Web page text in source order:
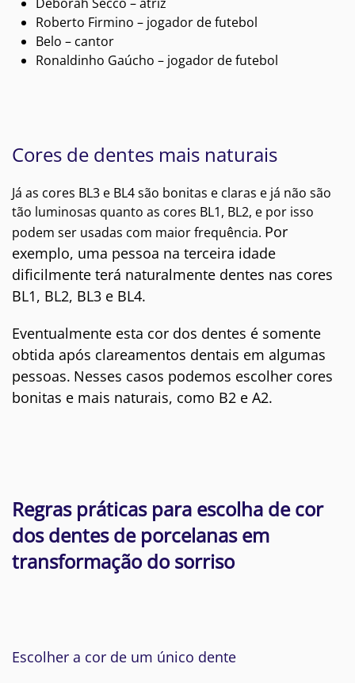
Roberto Firmino – jogador de futebol
Belo – cantor
Ronaldinho Gaúcho – jogador de futebol
Cores de dentes mais naturais
Já as cores BL3 e BL4 são bonitas e claras e já não são
tão luminosas quanto as cores BL1, BL2, e por isso
podem ser usadas com maior frequência. Por
exemplo, uma pessoa na terceira idade
dificilmente terá naturalmente dentes nas cores
BL1, BL2, BL3 e BL4.
Eventualmente esta cor dos dentes é somente
obtida após clareamentos dentais em algumas
pessoas. Nesses casos podemos escolher cores
bonitas e mais naturais, como B2 e A2.
Regras práticas para escolha de cor
dos dentes de porcelanas em
transformação do sorriso
Escolher a cor de um único dente